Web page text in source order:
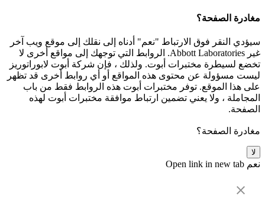
مغادرة الصفحة؟
سيؤدي النقر فوق الارتباط "نعم" أدناه إلى نقلك إلى موقع ويب آخر
غير Abbott Laboratories. الروابط التي توجهك إلى مواقع أخرى لا
تخضع لسيطرة مختبرات أبوت. ولذلك ، فإن شركة أبوت لابوراتوريز
ليست مسؤولة عن محتوى هذه المواقع أو أي روابط أخرى قد تظهر
على هذا الموقع. توفر مختبرات أبوت هذه الروابط فقط من باب
المجاملة ، ولا يعني تضمين ارتباط موافقة مختبرات أبوت لهذه
الصفحة.
مغادرة الصفحة؟
لا
نعم Open link in new tab